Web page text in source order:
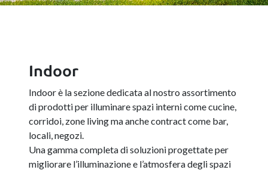
Indoor
Indoor è la sezione dedicata al nostro assortimento
di prodotti per illuminare spazi interni come cucine,
corridoi, zone living ma anche contract come bar,
locali, negozi.
Una gamma completa di soluzioni progettate per
migliorare l’illuminazione e l’atmosfera degli spazi